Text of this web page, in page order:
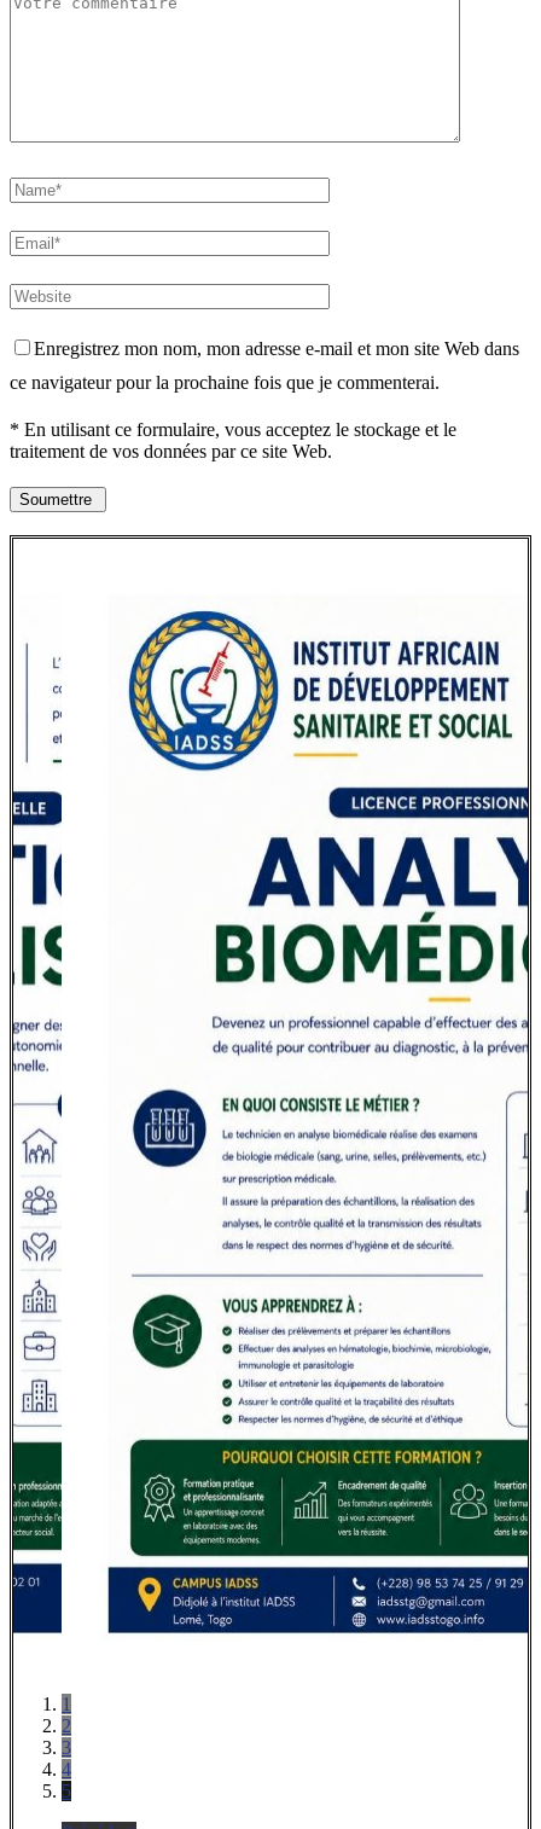
Enregistrez mon nom, mon adresse e-mail et mon site Web dans
ce navigateur pour la prochaine fois que je commenterai.
* En utilisant ce formulaire, vous acceptez le stockage et le
traitement de vos données par ce site Web.
1
2
3
4
5